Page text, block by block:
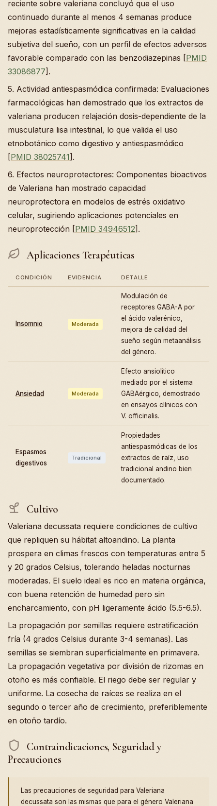
reciente sobre valeriana concluyó que el uso
continuado durante al menos 4 semanas produce
mejoras estadísticamente significativas en la calidad
subjetiva del sueño, con un perfil de efectos adversos
favorable comparado con las benzodiazepinas [PMID
33086877].
5. Actividad antiespasmódica confirmada: Evaluaciones
farmacológicas han demostrado que los extractos de
valeriana producen relajación dosis-dependiente de la
musculatura lisa intestinal, lo que valida el uso
etnobotánico como digestivo y antiespasmódico
[PMID 38025741].
6. Efectos neuroprotectores: Componentes bioactivos
de Valeriana han mostrado capacidad
neuroprotectora en modelos de estrés oxidativo
celular, sugiriendo aplicaciones potenciales en
neuroprotección [PMID 34946512].
Aplicaciones Terapéuticas
CONDICIÓN EVIDENCIA DETALLE
Insomnio Moderada
Modulación de
receptores GABA-A por
el ácido valerénico,
mejora de calidad del
sueño según metaanálisis
del género.
Ansiedad Moderada
Efecto ansiolítico
mediado por el sistema
GABAérgico, demostrado
en ensayos clínicos con
V. officinalis.
Espasmos
digestivos
Tradicional
Propiedades
antiespasmódicas de los
extractos de raíz, uso
tradicional andino bien
documentado.
Cultivo
Valeriana decussata requiere condiciones de cultivo
que repliquen su hábitat altoandino. La planta
prospera en climas frescos con temperaturas entre 5
y 20 grados Celsius, tolerando heladas nocturnas
moderadas. El suelo ideal es rico en materia orgánica,
con buena retención de humedad pero sin
encharcamiento, con pH ligeramente ácido (5.5-6.5).
La propagación por semillas requiere estratificación
fría (4 grados Celsius durante 3-4 semanas). Las
semillas se siembran superficialmente en primavera.
La propagación vegetativa por división de rizomas en
otoño es más confiable. El riego debe ser regular y
uniforme. La cosecha de raíces se realiza en el
segundo o tercer año de crecimiento, preferiblemente
en otoño tardío.
Contraindicaciones, Seguridad y
Precauciones
Las precauciones de seguridad para Valeriana
decussata son las mismas que para el género Valeriana